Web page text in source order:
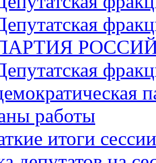
работы
итоги сессии